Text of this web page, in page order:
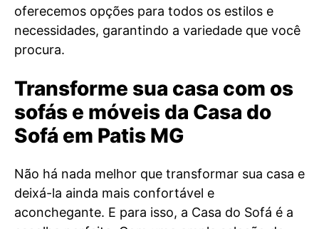
oferecemos opções para todos os estilos e
necessidades, garantindo a variedade que você
procura.
Transforme sua casa com os
sofás e móveis da Casa do
Sofá em Patis MG
Não há nada melhor que transformar sua casa e
deixá-la ainda mais confortável e
aconchegante. E para isso, a Casa do Sofá é a